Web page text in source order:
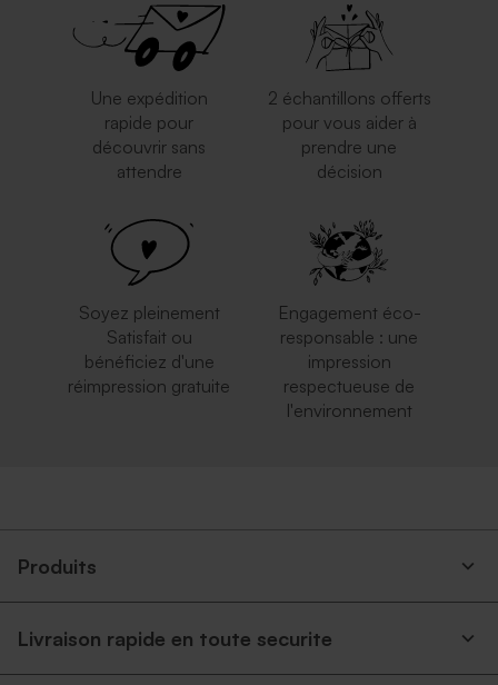
Une expédition
rapide pour
découvrir sans
attendre
2 échantillons offerts
pour vous aider à
prendre une
décision
Soyez pleinement
Satisfait ou
bénéficiez d'une
réimpression gratuite
Engagement éco-
responsable : une
impression
respectueuse de
l'environnement
Produits
Livraison rapide en toute securite